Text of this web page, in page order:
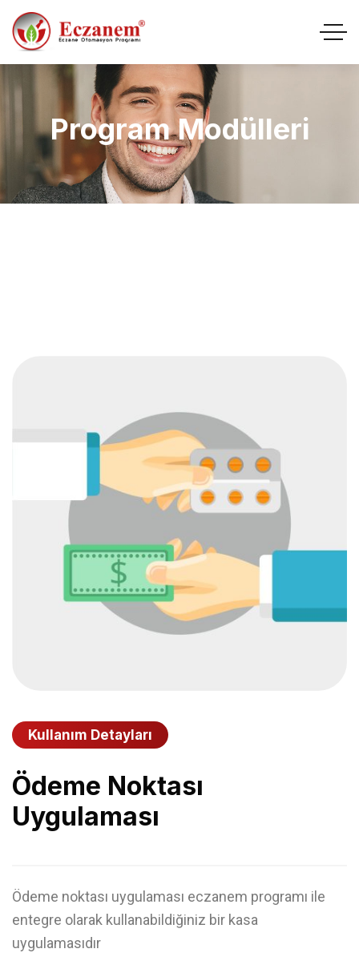
Program Modülleri
Kullanım Detayları
Ödeme Noktası
Uygulaması
Ödeme noktası uygulaması eczanem programı ile
entegre olarak kullanabildiğiniz bir kasa
uygulamasıdır